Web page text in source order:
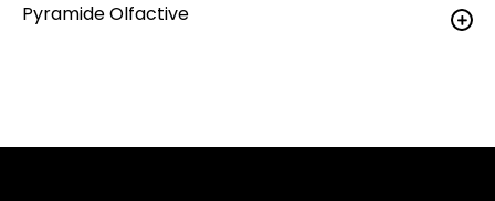
Pyramide Olfactive